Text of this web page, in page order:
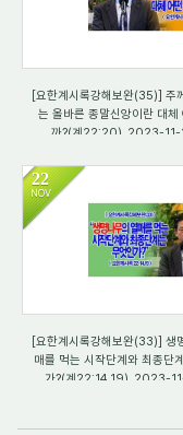
[요한계시록강해보완(35)] 주
는 올바른 종말신앙이란 대체
까?(계22:20)_2023-11-
22
NOV
590
[요한계시록강해보완(33)] 생
매를 먹는 시작단계와 최종단
가?(계22:14,19)_2023-